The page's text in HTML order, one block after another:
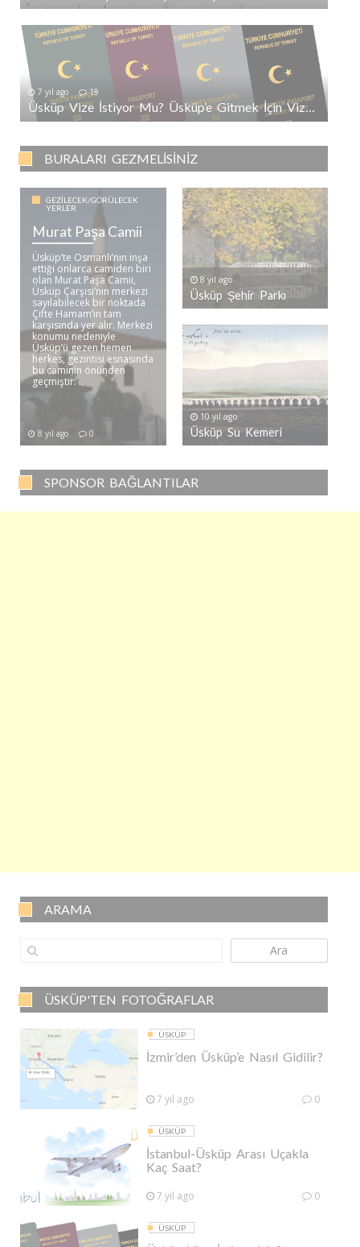
7 yıl ago 19
Üsküp Vize İstiyor Mu? Üsküp’e Gitmek İçin Vize Gerekli Mi?
BURALARI GEZMELISINIZ
GEZILECEK/GÖRÜLECEK
YERLER
Murat Paşa Camii
Üsküp’te Osmanlı’nın inşa
ettiği onlarca camiden biri
olan Murat Paşa Camii,
Üsküp Çarşısı’nın merkezi
sayılabilecek bir noktada
Çifte Hamam’ın tam
karşısında yer alır. Merkezi
konumu nedeniyle
Üsküp’ü gezen hemen
herkes, gezintisi esnasında
bu caminin önünden
geçmiştir. ..
8 yıl ago 0
8 yıl ago
Üsküp Şehir Parkı
10 yıl ago
Üsküp Su Kemeri
SPONSOR BAĞLANTILAR
ARAMA
Ara
ÜSKÜP'TEN FOTOĞRAFLAR
ÜSKÜP
İzmir’den Üsküp’e Nasıl Gidilir?
7 yıl ago 0
ÜSKÜP
İstanbul-Üsküp Arası Uçakla
Kaç Saat?
7 yıl ago 0
ÜSKÜP